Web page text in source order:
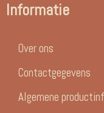
Informatie
Over ons
Contactgegevens
Algemene